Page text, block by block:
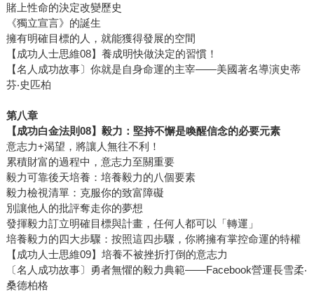
賭上性命的決定改變歷史
《獨立宣言》的誕生
擁有明確目標的人，就能獲得發展的空間
【成功人士思維08】養成明快做決定的習慣！
【名人成功故事〕你就是自身命運的主宰——美國著名導演史蒂
芬‧史匹柏
第八章
【成功白金法則08】毅力：堅持不懈是喚醒信念的必要元素
意志力+渴望，將讓人無往不利！
累積財富的過程中，意志力至關重要
毅力可靠後天培養：培養毅力的八個要素
毅力檢視清單：克服你的致富障礙
別讓他人的批評奪走你的夢想
發揮毅力訂立明確目標與計畫，任何人都可以「轉運」
培養毅力的四大步驟：按照這四步驟，你將擁有掌控命運的特權
【成功人士思維09】培養不被挫折打倒的意志力
〔名人成功故事〕勇者無懼的毅力典範——Facebook營運長雪柔‧
桑德柏格